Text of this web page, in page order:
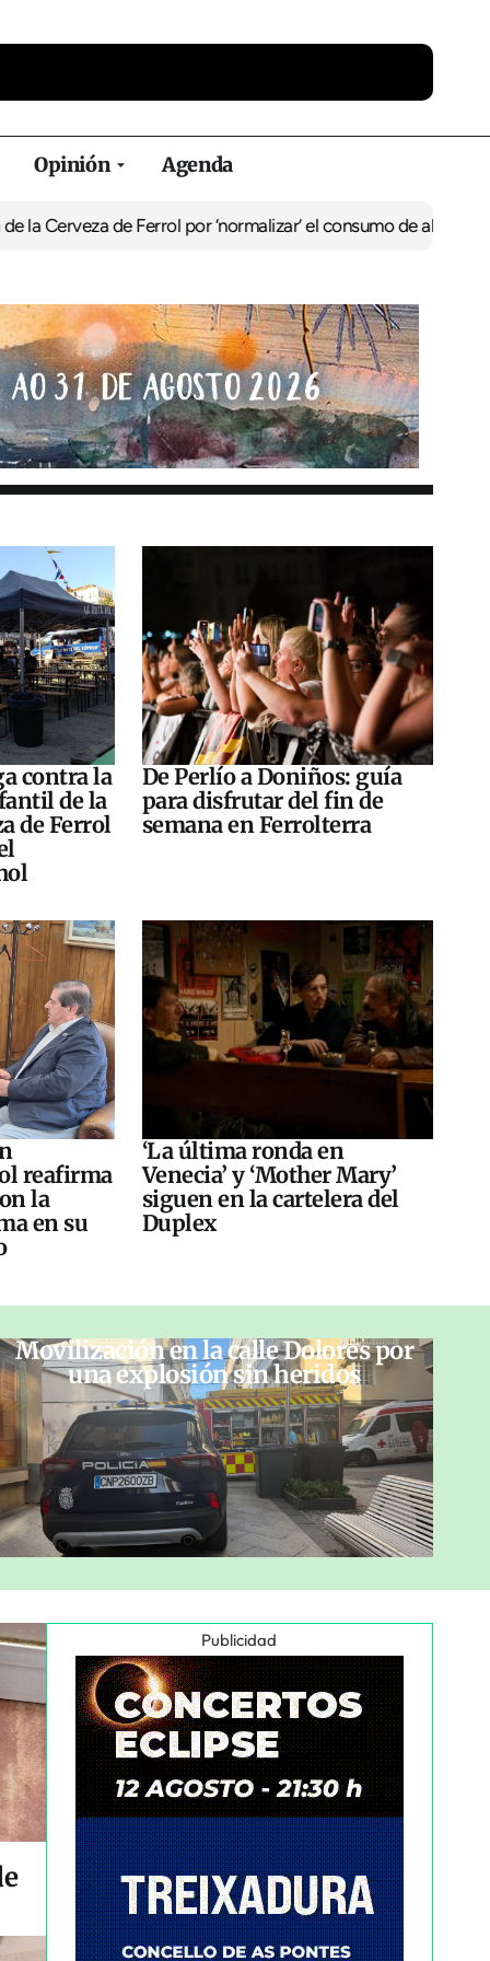
Opinión Agenda
de Ferrol por ‘normalizar’ el consumo de alcoholDe Perlío a
contra la
de la
de Ferrol
De Perlío a Doniños: guía
para disfrutar del fin de
semana en Ferrolterra
reafirma
la
en su
‘La última ronda en
Venecia’ y ‘Mother Mary’
siguen en la cartelera del
Duplex
Movilización en la calle Dolores por
una explosión sin heridos
Publicidad